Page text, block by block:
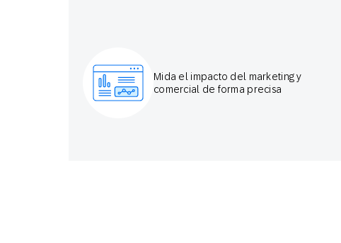
Mida el impacto del marketing y
comercial de forma precisa